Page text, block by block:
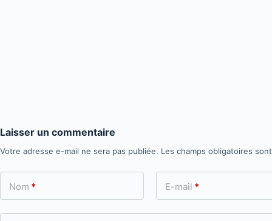
Laisser un commentaire
Votre adresse e-mail ne sera pas publiée. Les champs obligatoires
Nom * E-mail *